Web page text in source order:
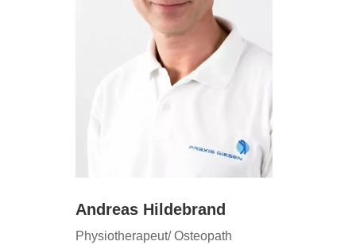
Andreas Hildebrand
Physiotherapeut/ Osteopath